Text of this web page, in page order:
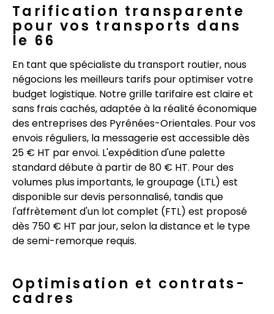
Tarification transparente
pour vos transports dans
le 66
En tant que spécialiste du transport routier, nous
négocions les meilleurs tarifs pour optimiser votre
budget logistique. Notre grille tarifaire est claire et
sans frais cachés, adaptée à la réalité économique
des entreprises des Pyrénées-Orientales. Pour vos
envois réguliers, la messagerie est accessible dès
25 € HT par envoi. L'expédition d'une palette
standard débute à partir de 80 € HT. Pour des
volumes plus importants, le groupage (LTL) est
disponible sur devis personnalisé, tandis que
l'affrètement d'un lot complet (FTL) est proposé
dès 750 € HT par jour, selon la distance et le type
de semi-remorque requis.
Optimisation et contrats-
cadres